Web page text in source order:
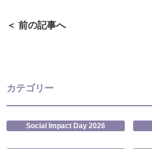
＜ 前の記事へ
カテゴリー
Social Impact Day 2026